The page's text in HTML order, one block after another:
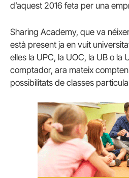
d’aquest 2016 feta per una
Sharing Academy, que va
està present ja en vuit
elles la UPC, la UOC, la UB o la
comptador, ara mateix
possibilitats de classes